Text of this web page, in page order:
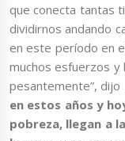
que conecta tantas
dividirnos andando
en este período en
muchos esfuerzos y
pesantemente”, dijo
en estos años y
pobreza, llegan a